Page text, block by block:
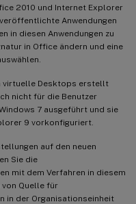
2010 und Internet Explorer
Anwendungen
in diesen Anwendungen zu
in Office ändern und eine
virtuelle Desktops erstellt
nicht für die Benutzer
7 ausgeführt und sie
9 vorkonfiguriert.
auf den neuen
Sie die
mit dem Verfahren in diesem
Quelle für
in der Organisationseinheit